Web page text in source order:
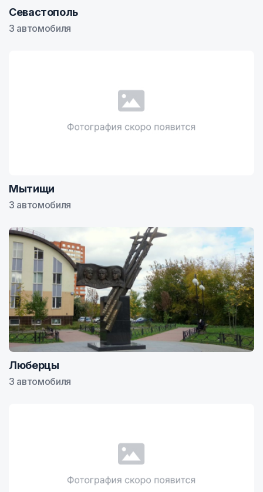
Севастополь
3 автомобиля
Мытищи
3 автомобиля
Люберцы
3 автомобиля